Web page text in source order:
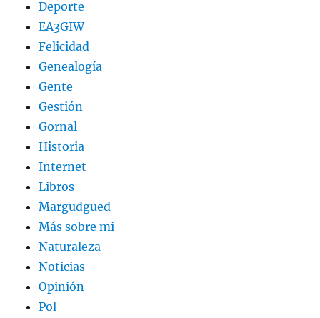
Deporte
EA3GIW
Felicidad
Genealogía
Gente
Gestión
Gornal
Historia
Internet
Libros
Margudgued
Más sobre mi
Naturaleza
Noticias
Opinión
Pol